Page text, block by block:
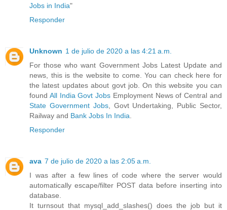
Jobs in India"
Responder
Unknown 1 de julio de 2020 a las 4:21 a.m.
For those who want Government Jobs Latest Update and
news, this is the website to come. You can check here for
the latest updates about govt job. On this website you can
found All India Govt Jobs Employment News of Central and
State Government Jobs, Govt Undertaking, Public Sector,
Railway and Bank Jobs In India
Responder
ava 7 de julio de 2020 a las 2:05 a.m.
I was after a few lines of code where the server would
automatically escape/filter POST data before inserting into
database.
It turnsout that mysql_add_slashes() does the job but it